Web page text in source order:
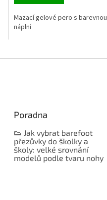
Mazací gelové pero s barevnou
náplní
Poradna
👟 Jak vybrat barefoot
přezůvky do školky a
školy: velké srovnání
modelů podle tvaru nohy